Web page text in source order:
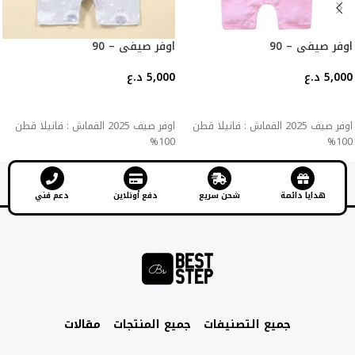
اوفر صيفي – 90
5,000 د.ع
اوفر صيف 2025 القماش : فانيلا قطن
100%
اوفر صيفي – 90
5,000 د.ع
اوفر صيف 2025 القماش : فانيلا قطن
100%
هدايا دائمة شحن سريع دفع أونلاين دعم فني
جميع التصنيفات جميع المنتجات مقالات